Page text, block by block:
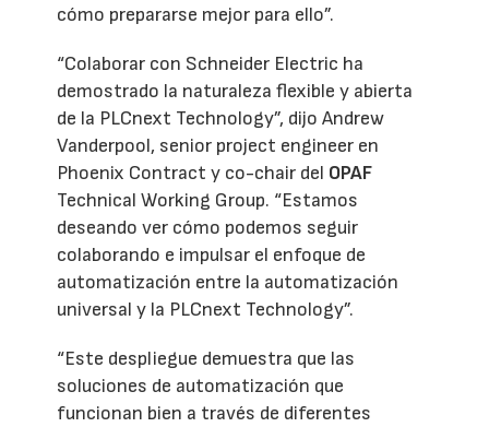
cómo prepararse mejor para ello”.
“Colaborar con Schneider Electric ha
demostrado la naturaleza flexible y abierta
de la PLCnext Technology”, dijo Andrew
Vanderpool, senior project engineer en
Phoenix Contract y co-chair del OPAF
Technical Working Group. “Estamos
deseando ver cómo podemos seguir
colaborando e impulsar el enfoque de
automatización entre la automatización
universal y la PLCnext Technology”.
“Este despliegue demuestra que las
soluciones de automatización que
funcionan bien a través de diferentes